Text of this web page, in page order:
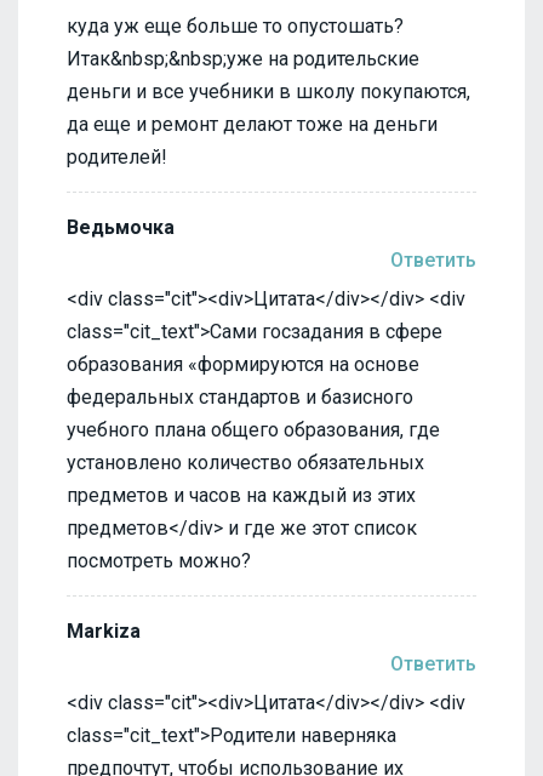
куда уж еще больше то опустошать?
Итак&nbsp;&nbsp;уже на родительские
деньги и все учебники в школу покупаются,
да еще и ремонт делают тоже на деньги
родителей!
Ведьмочка
Ответить
<div class="cit"><div>Цитата</div></div> <div
class="cit_text">Сами госзадания в сфере
образования «формируются на основе
федеральных стандартов и базисного
учебного плана общего образования, где
установлено количество обязательных
предметов и часов на каждый из этих
предметов</div> и где же этот список
посмотреть можно?
Markiza
Ответить
<div class="cit"><div>Цитата</div></div> <div
class="cit_text">Родители наверняка
предпочтут, чтобы использование их